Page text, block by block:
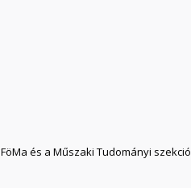
és a Műszaki Tudományi